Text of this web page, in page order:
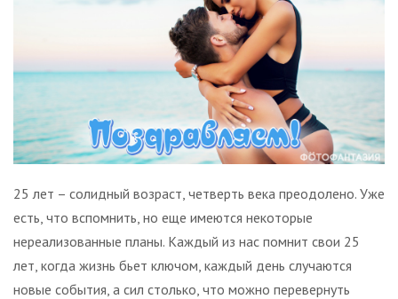
25 лет – солидный возраст, четверть века преодолено. Уже
есть, что вспомнить, но еще имеются некоторые
нереализованные планы. Каждый из нас помнит свои 25
лет, когда жизнь бьет ключом, каждый день случаются
новые события, а сил столько, что можно перевернуть